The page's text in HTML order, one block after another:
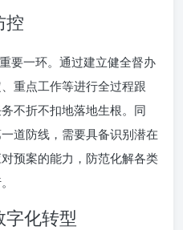
控
要一环。通过建立健全督办
重点工作等进行全过程跟
不折不扣地落地生根。同
道防线，需要具备识别潜在
预案的能力，防范化解各类
化转型